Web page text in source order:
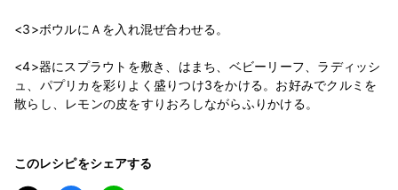
<3>ボウルにＡを入れ混ぜ合わせる。
<4>器にスプラウトを敷き、はまち、ベビーリーフ、ラディッシ
ュ、パプリカを彩りよく盛りつけ3をかける。お好みでクルミを
散らし、レモンの皮をすりおろしながらふりかける。
このレシピをシェアする